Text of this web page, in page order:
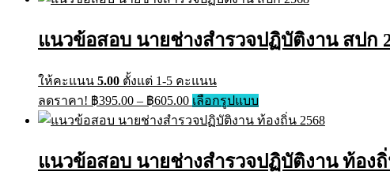
แนวข้อสอบ นายช่างสำรวจปฏิบัติงาน สปก
ให้คะแนน 5.00 ตั้งแต่ 1-5 คะแนน
ลดราคา! ฿395.00 – ฿605.00Price
range:
฿395.00
฿605.00
เลือกรูปแบบThis
product
has
variants.
The
แนวข้อสอบ นายช่างสำรวจปฏิบัติงาน ท้อง